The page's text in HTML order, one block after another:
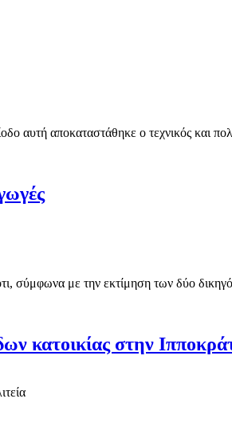
αυτή αποκαταστάθηκε ο τεχνικός και
σύμφωνα με την εκτίμηση των δύο
στην